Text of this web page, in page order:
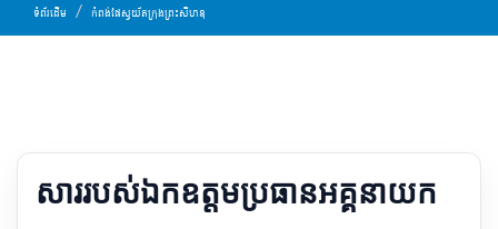
ទំព័រដើម កំពង់ផែស្វយ័តក្រុងព្រះសីហនុ
សាររបស់ឯកឧត្តមប្រធានអគ្គនាយក